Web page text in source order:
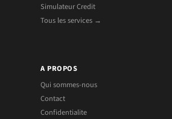
Simulateur Credit
Tous les services →
A PROPOS
Qui sommes-nous
Contact
Confidentialite